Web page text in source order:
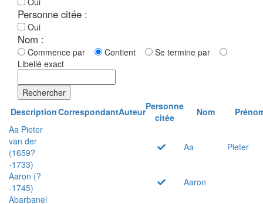
Personne citée :
Oui
Nom :
Commence par Contient
Se termine par
Libellé exact
Rechercher
DescriptionCorrespondantAuteurPersonne
citée
Nom
Aa Pieter
van der
(1659?
-1733)
Aa Pieter
Aaron (?
-1745)
Aaron
Abarbanel